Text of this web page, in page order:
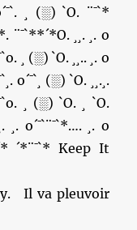
¸ (░) `O. ¨¯`*
¨¯`**´*O. ¸¸. ¸. o
¸ (░) `O. ¸¸.. ¸. o
o´¯`¸ (░) `O. ¸¸.¸.
¸ (░) `O. ¸ `O.
¸¸. ¸. o´¯`¨¯`*…. ¸. o
´*¨¯`* Keep It
Il va pleuvoir